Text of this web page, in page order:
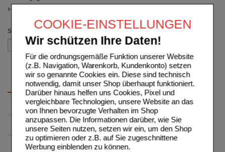
COOKIE-EINSTELLUNGEN
Wir schützen Ihre Daten!
Für die ordnungsgemäße Funktion unserer Website
(z.B. Navigation, Warenkorb, Kundenkonto) setzen
wir so genannte Cookies ein. Diese sind technisch
notwendig, damit unser Shop überhaupt funktioniert.
Darüber hinaus helfen uns Cookies, Pixel und
vergleichbare Technologien, unsere Website an das
von Ihnen bevorzugte Verhalten im Shop
anzupassen. Die Informationen darüber, wie Sie
unsere Seiten nutzen, setzen wir ein, um den Shop
zu optimieren oder z.B. auf Sie zugeschnittene
Werbung einblenden zu können.
Sortieren nach